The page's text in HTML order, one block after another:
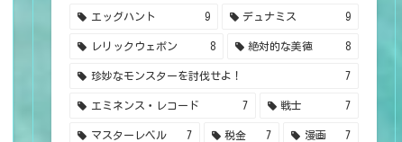
エッグハント 9 デュナミス 9
レリックウェポン 8 絶対的な美徳 8
珍妙なモンスターを討伐せよ！ 7
エミネンス・レコード 7 戦士 7
マスターレベル 7 税金 7 漫画 7